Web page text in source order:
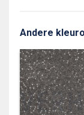
Andere